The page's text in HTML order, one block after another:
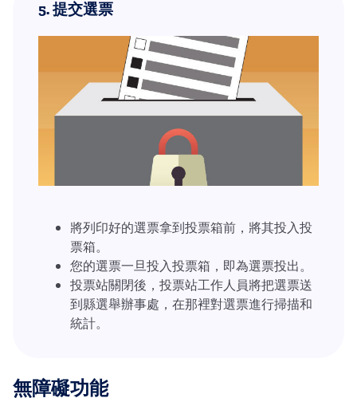
5.提交選票
將列印好的選票拿到投票箱前，將其投入投
票箱。
您的選票一旦投入投票箱，即為選票投出。
投票站關閉後，投票站工作人員將把選票送
到縣選舉辦事處，在那裡對選票進行掃描和
統計。
無障礙功能